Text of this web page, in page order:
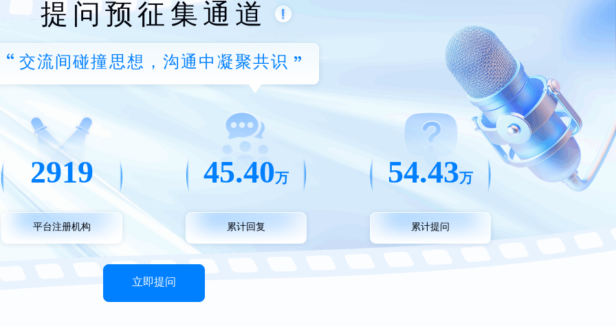
提问预征集通道
交流间碰撞思想，沟通中凝聚共识
2919
平台注册机构
45.40万
累计回复
54.43万
累计提问
立即提问